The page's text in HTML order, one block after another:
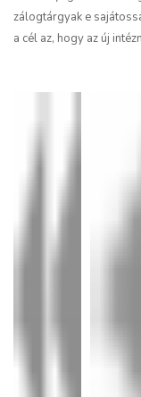
zálogtárgyak e
a cél az, hogy az új